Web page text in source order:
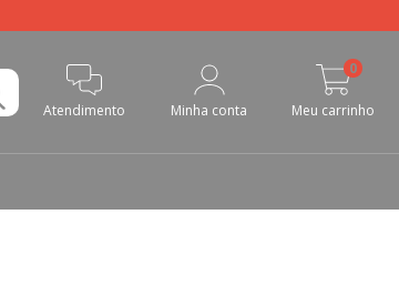
Atendimento Minha conta Meu carrinho
0